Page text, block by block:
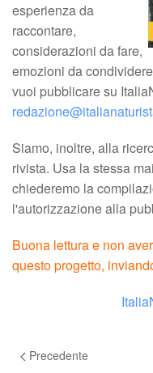
esperienza da
raccontare,
considerazioni da fare,
emozioni da
vuoi pubblicare su
Siamo, inoltre, alla
rivista. Usa la stessa
chiederemo la
l'autorizzazione alla
Buona lettura e non
questo progetto,
Precedente